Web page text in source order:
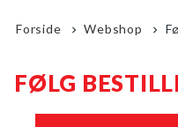
Forside Webshop
FØLG